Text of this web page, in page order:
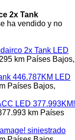
2x Tank
ha vendido y no
2x Tank LED
km Países Bajos,
446.787KM LED
Países Bajos,
LED 377.993KM!
km Países
siniestrado